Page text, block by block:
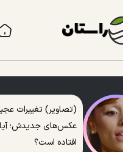
(تصاویر) تغییرات
عکس‌های جدیدش؛ آیا
افتاده است؟